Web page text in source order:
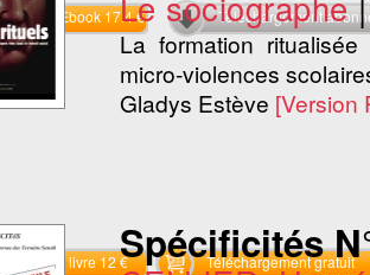
l'Ebook 17.4 € Téléchargement
La formation
micro-violences
Gladys Estève [Version
le livre 12 € Téléchargement gratuit
Spécificités